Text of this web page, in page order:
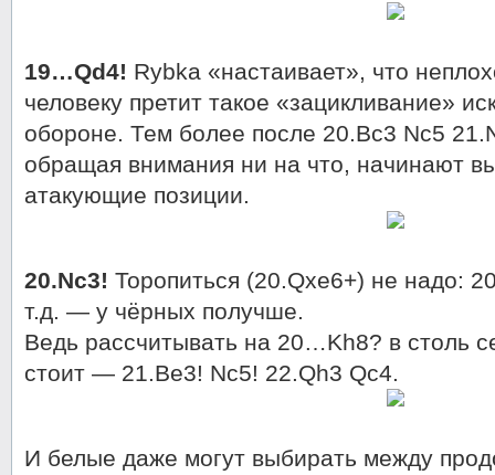
19…Qd4! Rybka «настаивает», что
человеку претит такое «зацикливание»
обороне. Тем более после 20.Bc3 Nc5
обращая внимания ни на что, начинают
атакующие позиции.
20.Nc3! Торопиться (20.Qxe6+) не надо:
т.д. — у чёрных получше.
Ведь рассчитывать на 20…Kh8? в столь
стоит — 21.Be3! Nc5! 22.Qh3 Qc4.
И белые даже могут выбирать между